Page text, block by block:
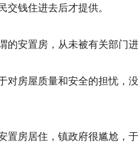
钱住进去后才提供。
安置房，从未被有关部门进
房屋质量和安全的担忧，
房居住，镇政府很尴尬，于